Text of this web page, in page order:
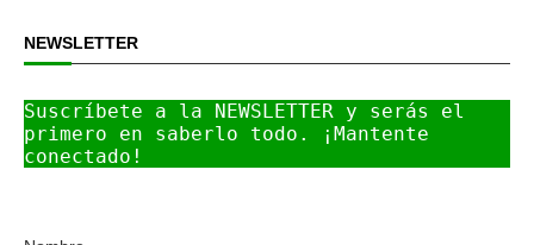
NEWSLETTER
Suscríbete a la NEWSLETTER y serás el
primero en saberlo todo. ¡Mantente
conectado!